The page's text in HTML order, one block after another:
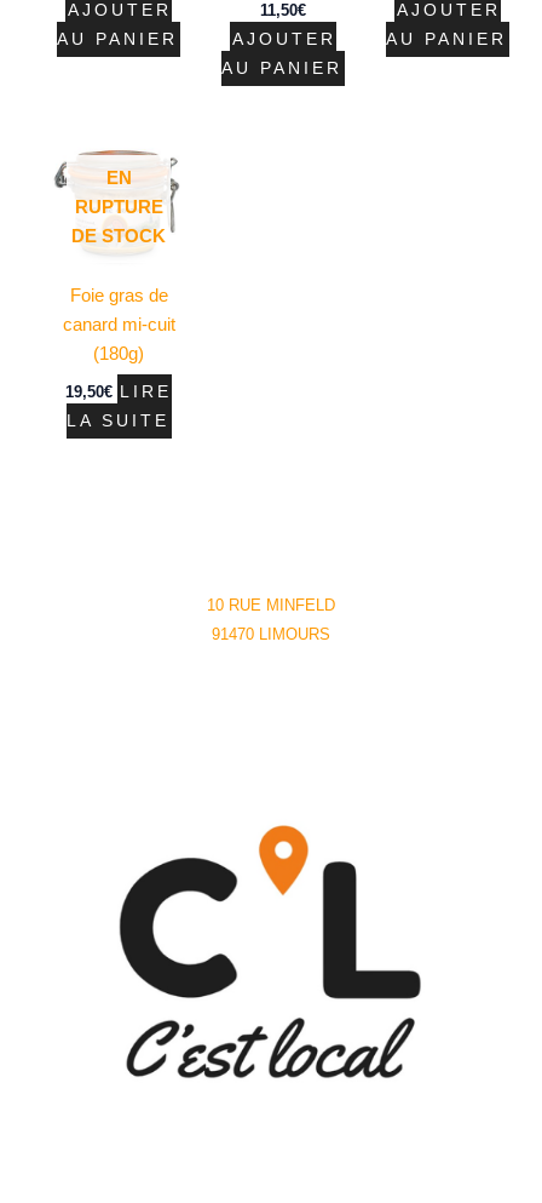
AJOUTER
AU PANIER
11,50€
AJOUTER
AU PANIER
AJOUTER
AU PANIER
EN
RUPTURE
DE STOCK
Foie gras de
canard mi-cuit
(180g)
19,50€ LIRE
LA SUITE
10 RUE MINFELD
91470 LIMOURS